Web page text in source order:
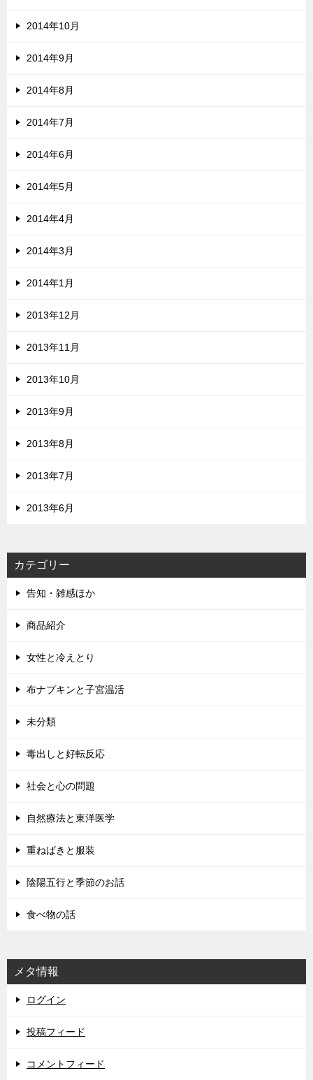
2014年10月
2014年9月
2014年8月
2014年7月
2014年6月
2014年5月
2014年4月
2014年3月
2014年1月
2013年12月
2013年11月
2013年10月
2013年9月
2013年8月
2013年7月
2013年6月
カテゴリー
告知・雑感ほか
商品紹介
女性と冷えとり
布ナプキンと子宮温活
未分類
毒出しと好転反応
社会と心の問題
自然療法と東洋医学
重ねばきと服装
陰陽五行と季節のお話
食べ物の話
メタ情報
ログイン
投稿フィード
コメントフィード